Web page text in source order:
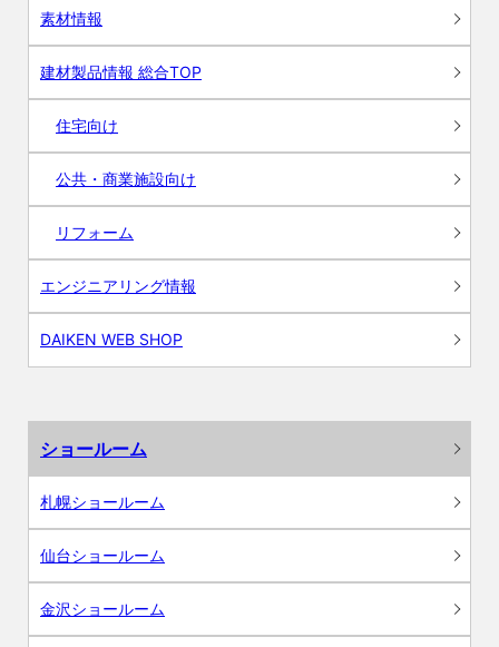
素材情報
建材製品情報 総合TOP
住宅向け
公共・商業施設向け
リフォーム
エンジニアリング情報
DAIKEN WEB SHOP
ショールーム
札幌ショールーム
仙台ショールーム
金沢ショールーム